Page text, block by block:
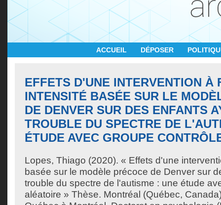
ACCUEIL DÉPOSER
EFFETS D'UNE INTERVENTION À
INTENSITÉ BASÉE SUR LE
DE DENVER SUR DES ENFANTS
TROUBLE DU SPECTRE DE
ÉTUDE AVEC GROUPE
Lopes, Thiago (2020). « Effets d'une
basée sur le modèle précoce de Denver sur
trouble du spectre de l'autisme : une étude
aléatoire » Thèse. Montréal (Québec,